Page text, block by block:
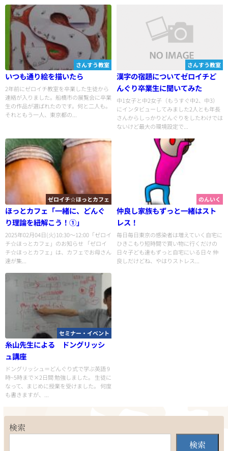
さんすう教室
いつも通り絵を描いたら
2年前にゼロイチ教室を卒業した生徒から
連絡が入りました。船橋市の展覧会に卒業
生の作品が選ばれたのです。何と二人も。
それともう一人、東京都の...
さんすう教室
漢字の宿題についてゼロイチど
んぐり卒業生に聞いてみた
中1女子と中2女子（もうすぐ中2、中3）
にインタビューしてみました2人とも年長
さんからしっかりどんぐりをしたわけでは
ないけど最大の環境設定で...
ゼロイチ☆ほっとカフェ
ほっとカフェ「一緒に、どんぐ
り理論を紐解こう！①」
2025年02月04日(火)10:30〜12:00「ゼロイ
チ☆ほっとカフェ」のお知らせ 「ゼロイ
チ☆ほっとカフェ」は、カフェでお母さん
達が集...
のんいく
仲良し家族もずっと一緒はスト
レス！
毎日毎日東京の感染者は増えていく自宅に
ひきこもり短時間で買い物に行くだけの
日々子ども達もずっと自宅にいる日々 仲
良しだけどね、やはりストレス...
セミナー・イベント
糸山先生による ドングリッシ
ュ講座
ドングリッシュ＝どんぐり式で学ぶ英語 9
時~5時まで×2日間 勉強しました。 生徒に
なって、まじめに授業を受けました。 何度
も書きますが、...
検索
検索